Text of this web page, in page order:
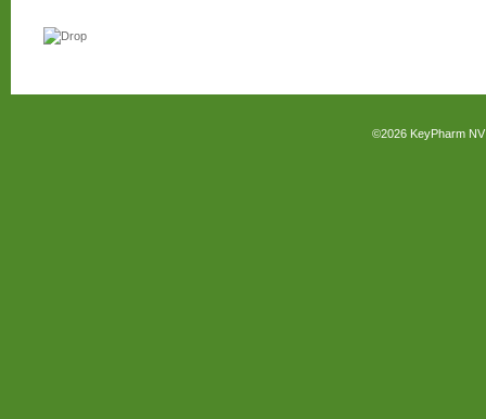
©2026 KeyPharm